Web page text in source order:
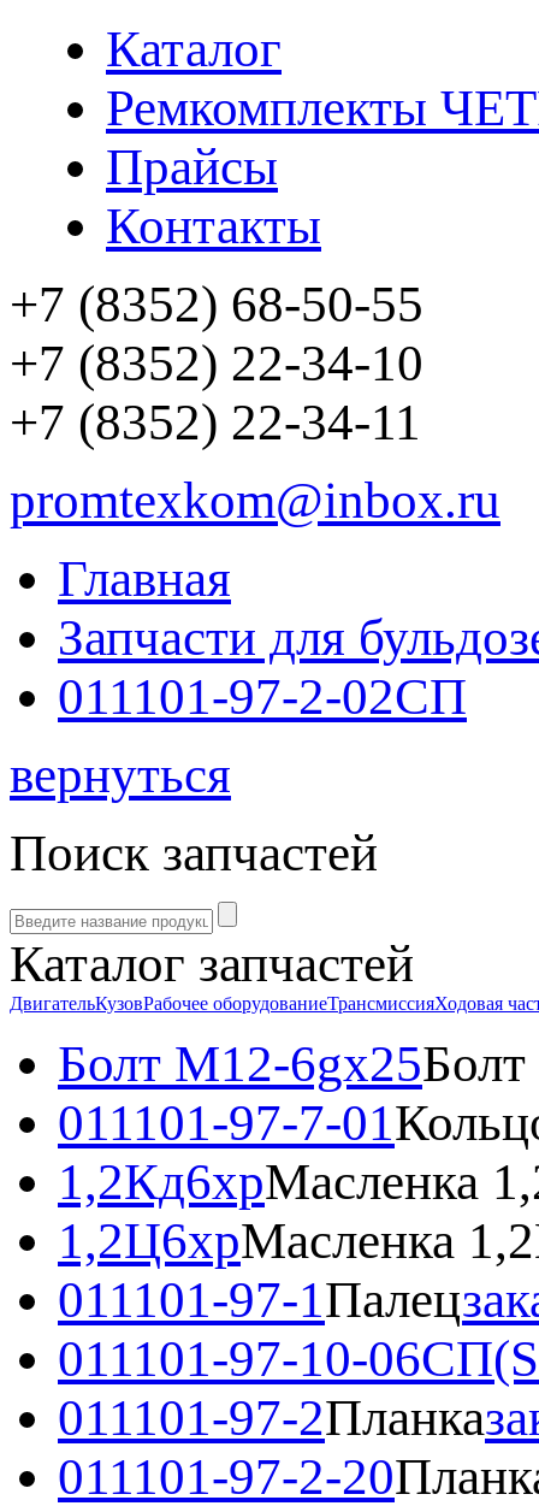
Каталог
Ремкомплекты
Прайсы
Контакты
+7 (8352) 68-50-55
+7 (8352) 22-34-10
+7 (8352) 22-34-11
promtexkom@inbox.ru
Главная
Запчасти для
011101-97-2-02СП
вернуться
Поиск запчастей
Каталог запчастей
ДвигательКузовРабочее оборудованиеТрансмиссияХодовая
Болт М12-6gx25
011101-97-7-01
1,2Кд6хрМасленка
1,2Ц6хрМасленка
011101-97-1Палец
011101-97-10-
011101-97-2Планка
011101-97-2-20